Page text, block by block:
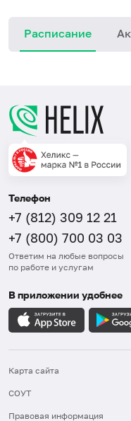
Расписание
Телефон
+7 (812) 309 12 21
+7 (800) 700 03 03
Ответим на любые вопросы
по работе и услугам
В приложении удобнее
Карта сайта
СОУТ
Правовая информация